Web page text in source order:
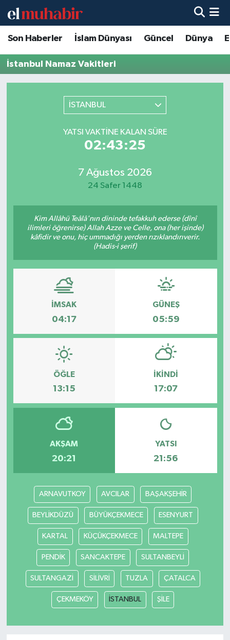
Son Haberler İslam Dünyası Güncel Dünya
İstanbul Namaz Vakitleri
İSTANBUL
YATSI VAKTINE KALAN SÜRE
02:43:25
7 Ağustos 2026
24 Safer 1448
Kim Allâhü Teâlâ'nın dininde tefakkuh ederse (dînî
ilimleri öğrenirse) Allah Azze ve Celle, ona (her işinde)
kâfidir ve onu, hiç ummadığı yerden rızıklandırıverir.
(Hadis-i şerif)
İMSAK
04:17
GÜNEŞ
05:59
ÖĞLE
13:15
İKINDI
17:07
AKŞAM
20:21
YATSI
21:56
ARNAVUTKOY AVCILAR BAŞAKŞEHİR
BEYLİKDÜZÜ BÜYÜKÇEKMECE ESENYURT
KARTAL KÜÇÜKÇEKMECE MALTEPE
PENDİK SANCAKTEPE SULTANBEYLİ
SULTANGAZİ SİLİVRİ TUZLA ÇATALCA
ÇEKMEKÖY İSTANBUL ŞİLE
Hava Durumu
Trafik Durumu
Son Dakika Haberleri